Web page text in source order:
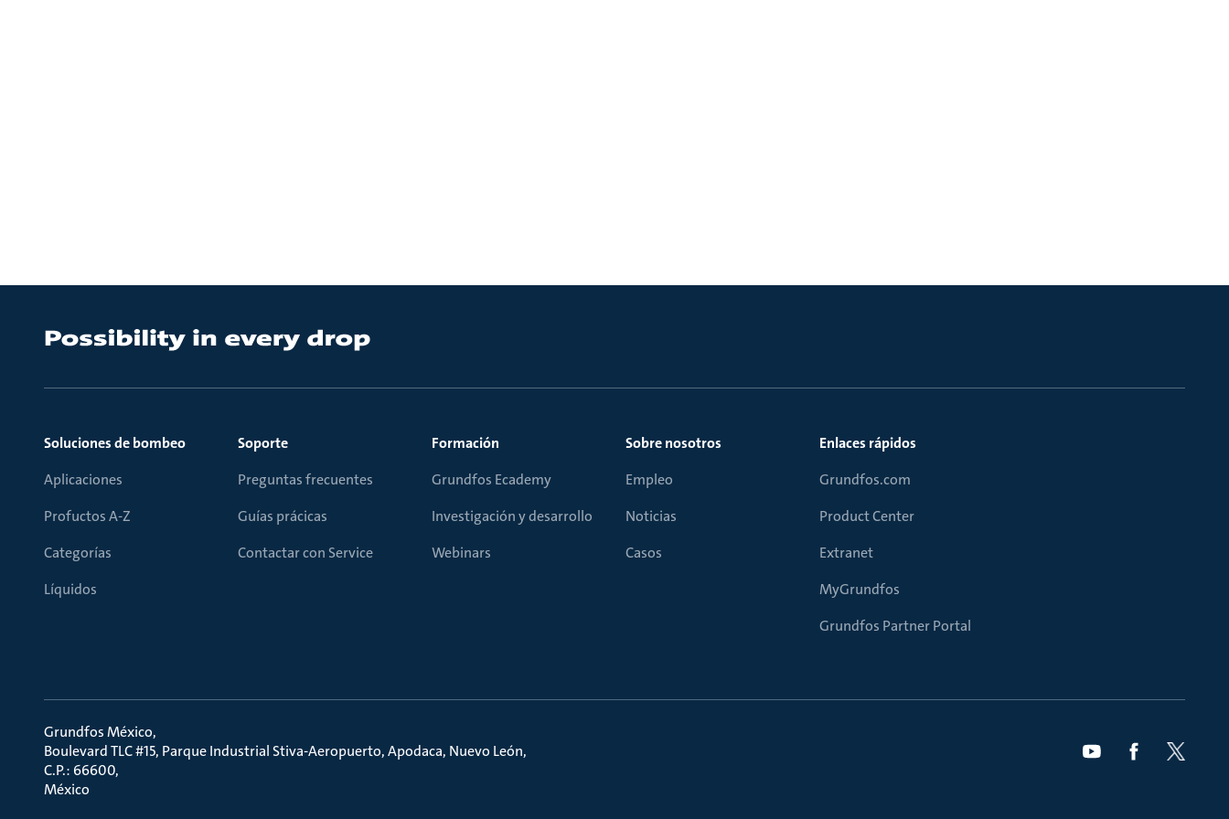
Soluciones de bombeo
Aplicaciones
Profuctos A-Z
Categorías
Líquidos
Soporte
Preguntas frecuentes
Guías prácicas
Contactar con Service
Formación
Grundfos Ecademy
Investigación y desarrollo
Webinars
Sobre nosotros
Empleo
Noticias
Casos
Enlaces rápidos
Grundfos.com
Product Center
Extranet
MyGrundfos
Grundfos Partner Portal
Grundfos México
Boulevard TLC #15, Parque Industrial Stiva-Aeropuerto, Apodaca, Nuevo León
C.P.: 66600
México